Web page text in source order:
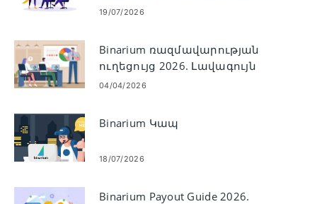
վերացում
19/07/2026
Binarium ռազմավարության
ուղեցույց 2026. Լավագույն
առևտրային
04/04/2026
Binarium Կապ
18/07/2026
Binarium Payout Guide 2026.